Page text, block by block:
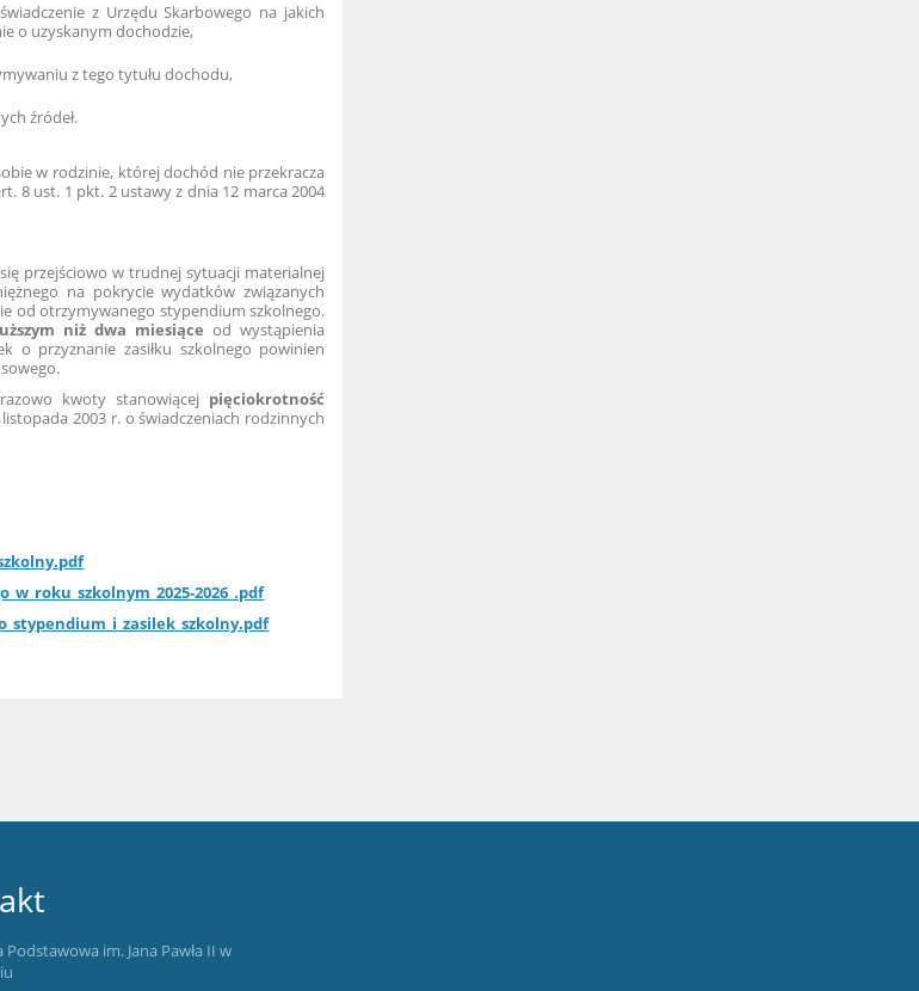
z Urzędu Skarbowego na jakich
o uzyskanym dochodzie,
z tego tytułu dochodu,
źródeł.
w rodzinie, której dochód nie przekracza
8 ust. 1 pkt. 2 ustawy z dnia 12 marca 2004
przejściowo w trudnej sytuacji materialnej
na pokrycie wydatków związanych
od otrzymywanego stypendium szkolnego.
niż dwa miesiące od wystąpienia
o przyznanie zasiłku szkolnego powinien
kwoty stanowiącej pięciokrotność
2003 r. o świadczeniach rodzinnych
2026_.pdf
Podstawowa im. Jana Pawła II w